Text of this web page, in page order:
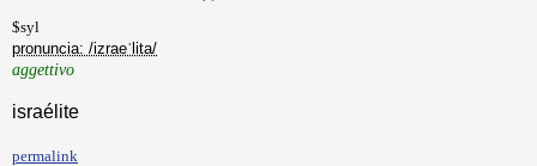
$syl
pronuncia: /izraeˈlita/
aggettivo
israélite
permalink